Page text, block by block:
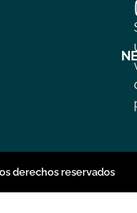
derechos reservados